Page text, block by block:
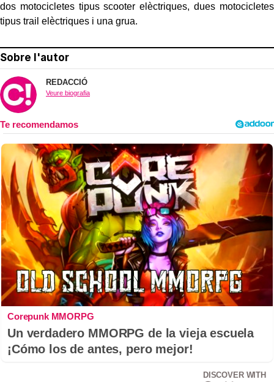
dos motocicletes tipus scooter elèctriques, dues motocicletes
tipus trail elèctriques i una grua.
Sobre l'autor
REDACCIÓ
Veure biografia
Corepunk MMORPG
Un verdadero MMORPG de la vieja escuela
¡Cómo los de antes, pero mejor!
DISCOVER WITH